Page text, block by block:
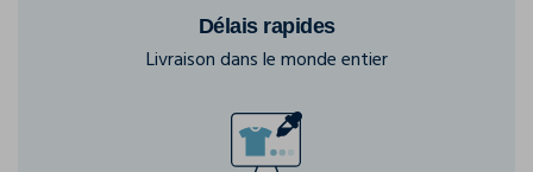
Délais rapides
Livraison dans le monde entier